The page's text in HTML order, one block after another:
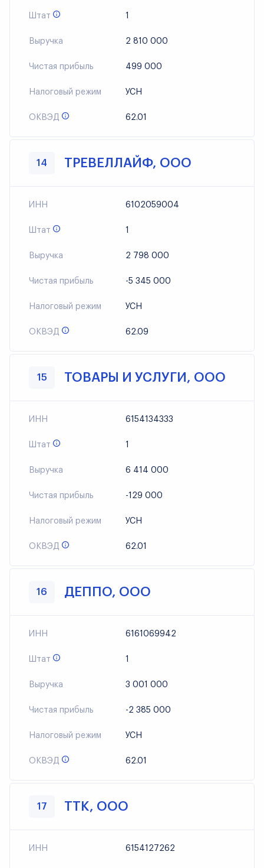
Штат 1
Выручка 2 810 000
Чистая прибыль 499 000
Налоговый режим УСН
ОКВЭД 62.01
14 ТРЕВЕЛЛАЙФ, ООО
ИНН 6102059004
Штат 1
Выручка 2 798 000
Чистая прибыль -5 345 000
Налоговый режим УСН
ОКВЭД 62.09
15 ТОВАРЫ И УСЛУГИ, ООО
ИНН 6154134333
Штат 1
Выручка 6 414 000
Чистая прибыль -129 000
Налоговый режим УСН
ОКВЭД 62.01
16 ДЕППО, ООО
ИНН 6161069942
Штат 1
Выручка 3 001 000
Чистая прибыль -2 385 000
Налоговый режим УСН
ОКВЭД 62.01
17 ТТК, ООО
ИНН 6154127262